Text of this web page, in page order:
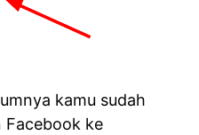
kamu sudah
Facebook ke